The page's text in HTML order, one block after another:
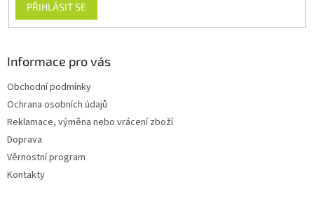
PŘIHLÁSIT SE
Informace pro vás
Obchodní podmínky
Ochrana osobních údajů
Reklamace, výměna nebo vrácení zboží
Doprava
Věrnostní program
Kontakty